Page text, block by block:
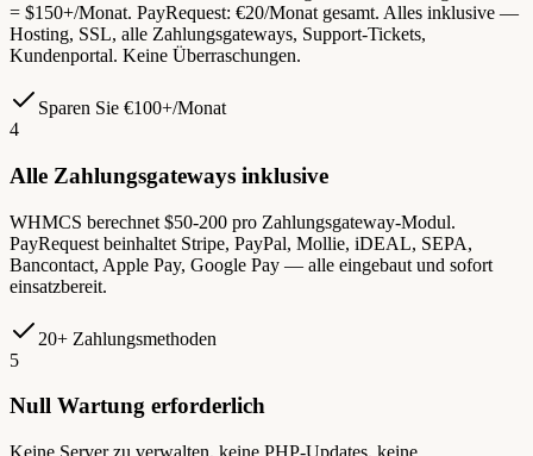
= $150+/Monat. PayRequest: €20/Monat gesamt. Alles inklusive —
Hosting, SSL, alle Zahlungsgateways, Support-Tickets,
Kundenportal. Keine Überraschungen.
Sparen Sie €100+/Monat
4
Alle Zahlungsgateways inklusive
WHMCS berechnet $50-200 pro Zahlungsgateway-Modul.
PayRequest beinhaltet Stripe, PayPal, Mollie, iDEAL, SEPA,
Bancontact, Apple Pay, Google Pay — alle eingebaut und sofort
einsatzbereit.
20+ Zahlungsmethoden
5
Null Wartung erforderlich
Keine Server zu verwalten, keine PHP-Updates, keine